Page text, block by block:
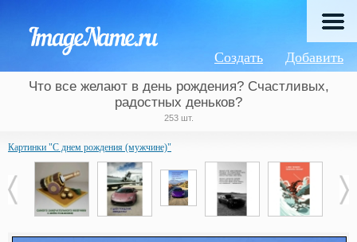
Добавить
Создать
Что все желают в день рождения? Счастливых,
радостных деньков?
253 шт.
Картинки "С днем рождения (мужчине)"